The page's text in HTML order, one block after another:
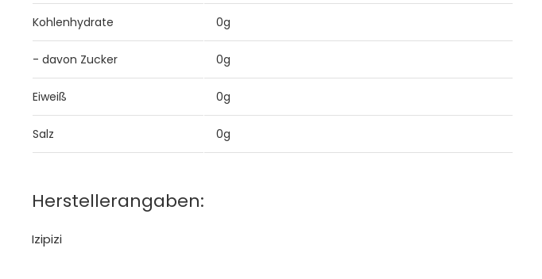
Kohlenhydrate 0g
- davon Zucker 0g
Eiweiß 0g
Salz 0g
Herstellerangaben:
Izipizi